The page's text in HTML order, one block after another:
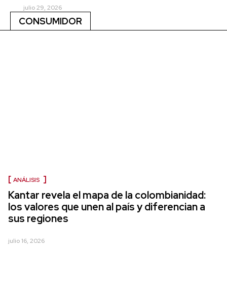
julio 29, 2026
CONSUMIDOR
ANÁLISIS
Kantar revela el mapa de la colombianidad:
los valores que unen al país y diferencian a
sus regiones
julio 16, 2026